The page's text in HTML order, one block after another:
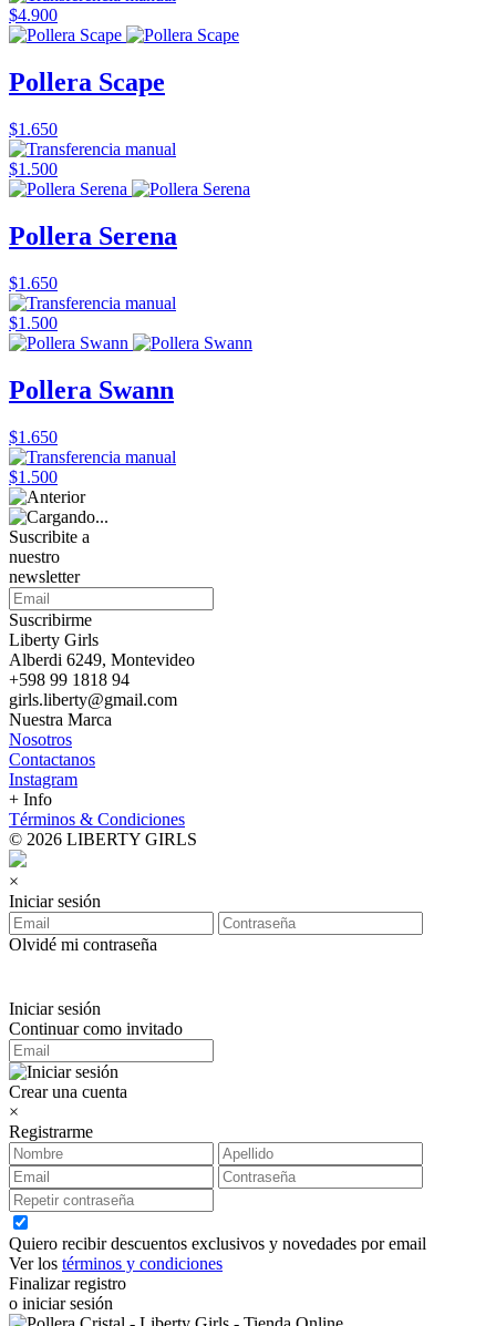
$4.900
Pollera Scape
$1.650
$1.500
Pollera Serena
$1.650
$1.500
Pollera Swann
$1.650
$1.500
Suscribite a
nuestro
newsletter
Suscribirme
Liberty Girls
Alberdi 6249, Montevideo
+598 99 1818 94
girls.liberty@gmail.com
Nuestra Marca
Nosotros
Contactanos
Instagram
+ Info
Términos & Condiciones
© 2026 LIBERTY GIRLS
×
Iniciar sesión
Olvidé mi contraseña
Iniciar sesión
Continuar como invitado
Crear una cuenta
×
Registrarme
Quiero recibir descuentos exclusivos y novedades por email
Ver los términos y condiciones
Finalizar registro
o iniciar sesión